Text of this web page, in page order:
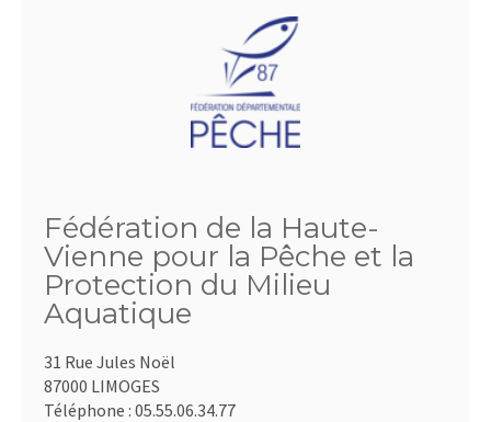
Fédération de la Haute-
Vienne pour la Pêche et la
Protection du Milieu
Aquatique
31 Rue Jules Noël
87000 LIMOGES
Téléphone : 05.55.06.34.77